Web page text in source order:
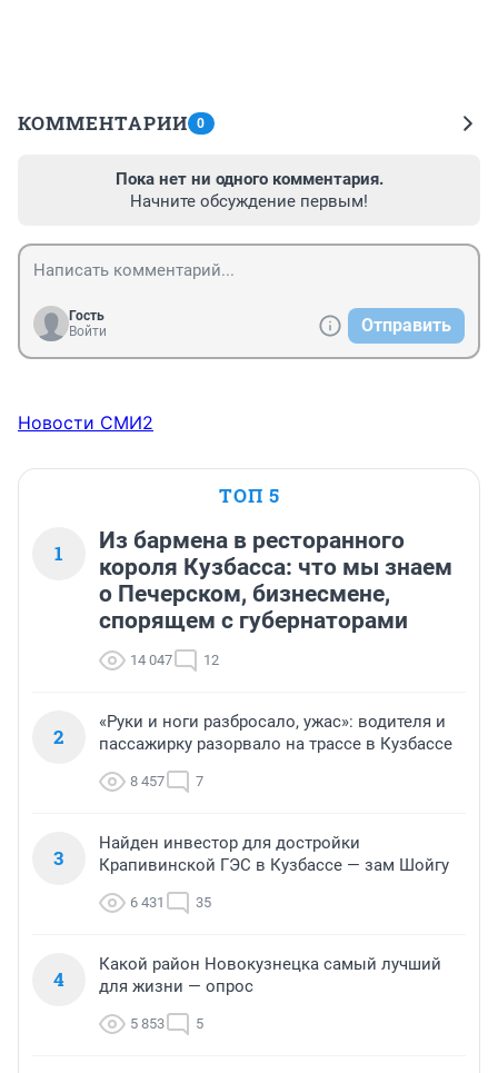
КОММЕНТАРИИ 0
Пока нет ни одного комментария.
Начните обсуждение первым!
Гость
Войти
Отправить
Новости СМИ2
ТОП 5
1
Из бармена в ресторанного
короля Кузбасса: что мы знаем
о Печерском, бизнесмене,
спорящем с губернаторами
14 047 12
2
«Руки и ноги разбросало, ужас»: водителя и
пассажирку разорвало на трассе в Кузбассе
8 457 7
3
Найден инвестор для достройки
Крапивинской ГЭС в Кузбассе — зам Шойгу
6 431 35
4
Какой район Новокузнецка самый лучший
для жизни — опрос
5 853 5